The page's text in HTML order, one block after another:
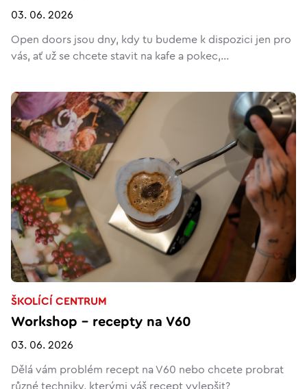
03. 06. 2026
Open doors jsou dny, kdy tu budeme k dispozici jen pro
vás, ať už se chcete stavit na kafe a pokec,...
ŠKOLÍCÍ CENTRUM
Workshop – recepty na V60
03. 06. 2026
Dělá vám problém recept na V60 nebo chcete probrat
různé techniky, kterými váš recept vylepšit?